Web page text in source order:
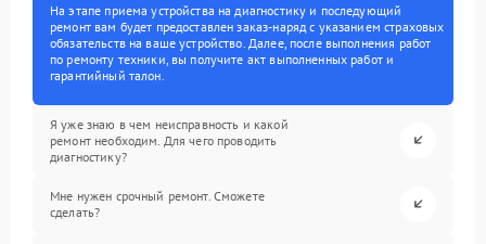
На этапе приема устройства на диагностику и последующий
ремонт вам будет предоставлен заказ-наряд с указанием страховых
обязательств на ваше устройство. Далее, после выполнения работ
по ремонту техники, вы получите акт выполненных работ и
гарантийный талон.
Я уже знаю в чем неисправность и какой
ремонт необходим. Для чего проводить
диагностику?
Мне нужен срочный ремонт. Сможете
сделать?